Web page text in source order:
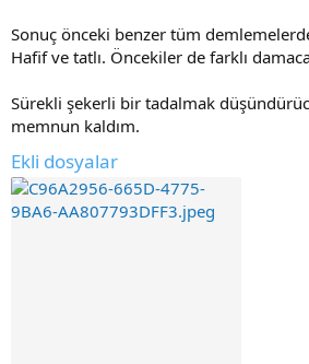
Sonuç önceki benzer tüm
Hafif ve tatlı. Öncekiler de farklı
Sürekli şekerli bir tadalmak
memnun kaldım.
Ekli dosyalar